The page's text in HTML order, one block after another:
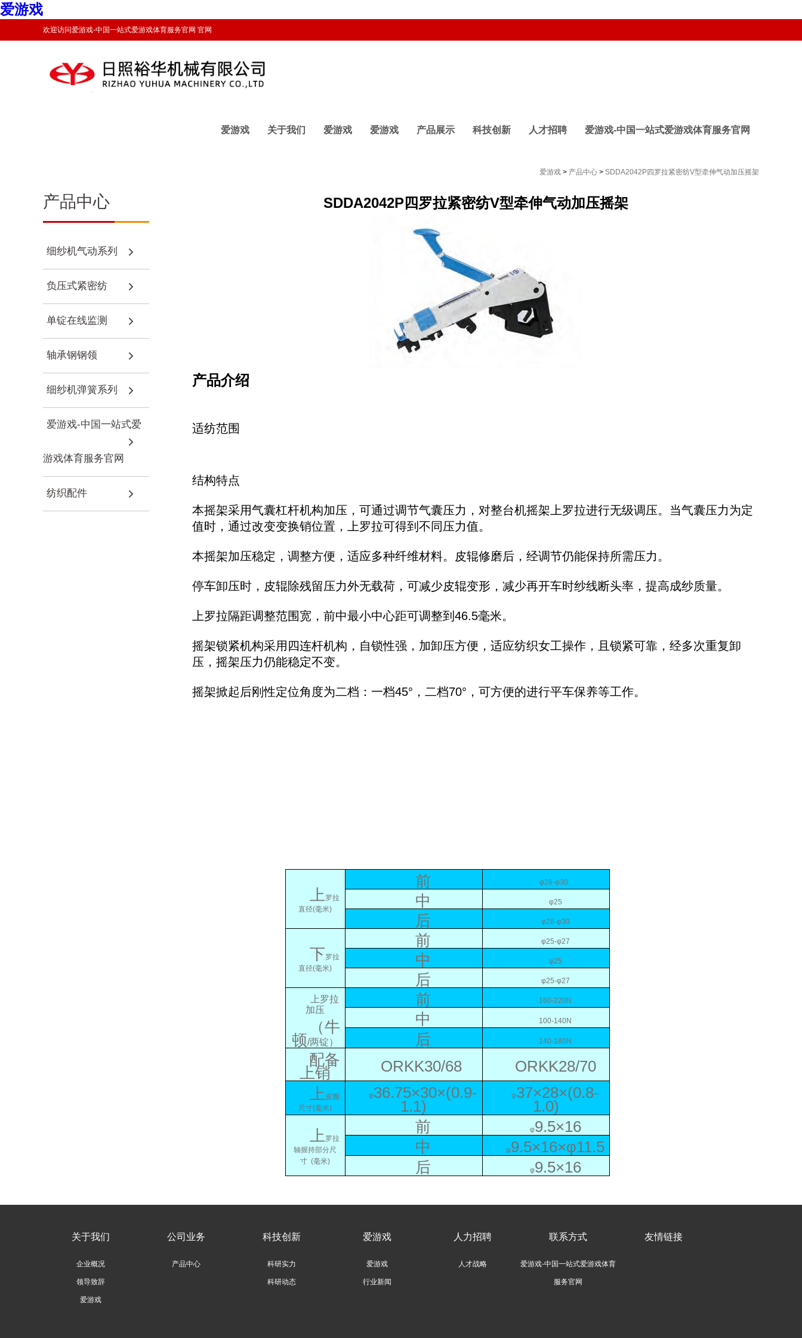
爱游戏
欢迎访问爱游戏-中国一站式爱游戏体育服务官网 官网
爱游戏 关于我们 爱游戏 爱游戏 产品展示 科技创新 人才招聘 爱游戏-中国一站式爱游戏体育服务官网
爱游戏 > 产品中心 > SDDA2042P四罗拉紧密纺V型牵伸气动加压摇架
产品中心
细纱机气动系列
负压式紧密纺
单锭在线监测
轴承钢钢领
细纱机弹簧系列
爱游戏-中国一站式爱
游戏体育服务官网
纺织配件
SDDA2042P四罗拉紧密纺V型牵伸气动加压摇架
产品介绍
适纺范围
结构特点
本摇架采用气囊杠杆机构加压，可通过调节气囊压力，对整台机摇架上罗拉进行无级调压。当气囊压力为定
值时，通过改变变换销位置，上罗拉可得到不同压力值。
本摇架加压稳定，调整方便，适应多种纤维材料。皮辊修磨后，经调节仍能保持所需压力。
停车卸压时，皮辊除残留压力外无载荷，可减少皮辊变形，减少再开车时纱线断头率，提高成纱质量。
上罗拉隔距调整范围宽，前中最小中心距可调整到46.5毫米。
摇架锁紧机构采用四连杆机构，自锁性强，加卸压方便，适应纺织女工操作，且锁紧可靠，经多次重复卸
压，摇架压力仍能稳定不变。
摇架掀起后刚性定位角度为二档：一档45°，二档70°，可方便的进行平车保养等工作。
上 罗拉
直径(毫米)
前 φ28-φ30
中 φ25
后 φ28-φ30
下罗拉
直径(毫米)
前 φ25-φ27
中 φ25
后 φ25-φ27
上罗拉
加压
（牛
顿/两锭）
前 160-220N
中 100-140N
后 140-180N
配备
上销 ORKK30/68
ORKK28/70
上 皮圈
尺寸(毫米)
φ36.75×30×(0.9-
1.1)
φ37×28×(0.8-
1.0)
上 罗拉
轴握持部分尺
寸 (毫米)
前 φ9.5×16
中
φ9.5×16×φ11.5
后
φ9.5×16
关于我们
企业概况
领导致辞
爱游戏
公司业务
产品中心
科技创新
科研实力
科研动态
爱游戏
爱游戏
行业新闻
人力招聘
人才战略
联系方式
爱游戏-中国一站式爱游戏体育
服务官网
友情链接